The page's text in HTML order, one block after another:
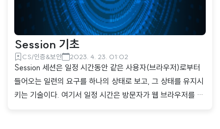
Session 기초
CS/인증&보안 2023. 4. 23. 01:02
Session 세션은 일정 시간동안 같은 사용자(브라우저)로부터
들어오는 일련의 요구를 하나의 상태로 보고, 그 상태를 유지시
키는 기술이다. 여기서 일정 시간은 방문자가 웹 브라우저를 통